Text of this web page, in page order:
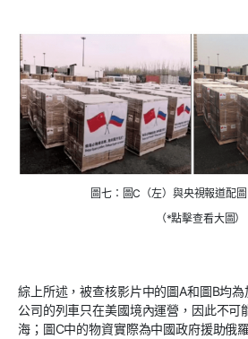
圖七：圖C（左）與央視報道配
（*點擊查看大圖）
綜上所述，被查核影片中的圖A和圖B均
公司的列車只在美國境內運營，因此不可
海；圖C中的物資實際為中國政府援助俄